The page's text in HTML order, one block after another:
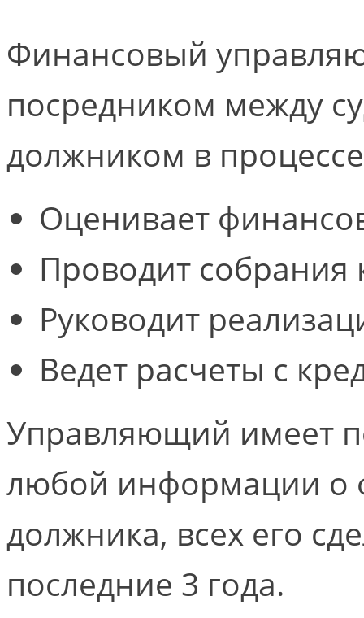
Финансовый
посредником между
должником в
Оценивает
Проводит собрания
Руководит
Ведет расчеты с
Управляющий имеет
любой информации о
должника, всех его
последние 3 года.